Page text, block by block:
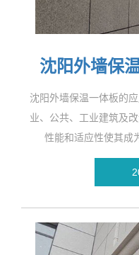
沈阳外墙保
沈阳外墙保温一体板的
业、公共、工业建筑及
性能和适应性使其成